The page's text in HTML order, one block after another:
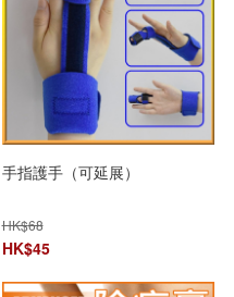
手指護手（可延展）
HK$68
HK$45